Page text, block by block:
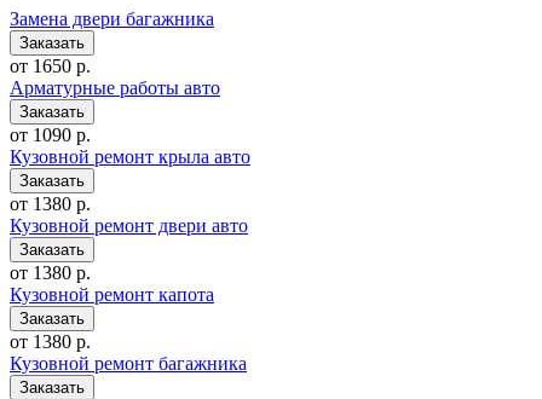
Замена двери багажника
от 1650 р.
Арматурные работы авто
от 1090 р.
Кузовной ремонт крыла авто
от 1380 р.
Кузовной ремонт двери авто
от 1380 р.
Кузовной ремонт капота
от 1380 р.
Кузовной ремонт багажника